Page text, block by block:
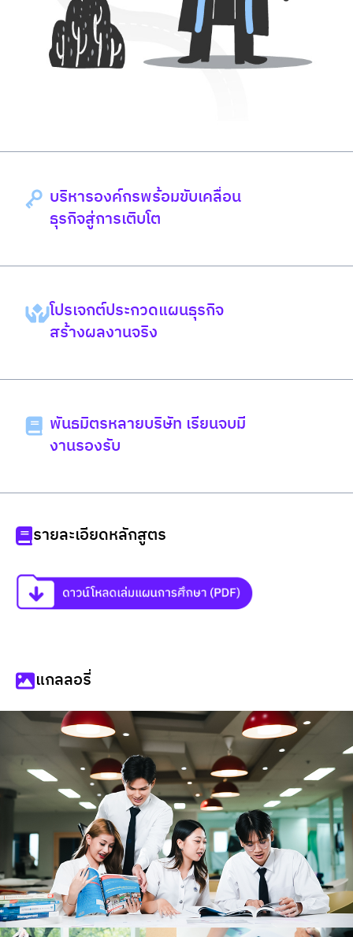
บริหารองค์กรพร้อมขับเคลื่อน
ธุรกิจสู่การเติบโต
โปรเจกต์ประกวดแผนธุรกิจ
สร้างผลงานจริง
พันธมิตรหลายบริษัท เรียนจบมี
งานรองรับ
รายละเอียดหลักสูตร
แกลลอรี่